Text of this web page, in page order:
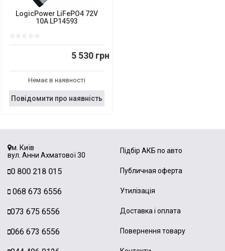
LogicPower LiFePO4 72V
10A LP14593
5 530 грн
Немає в наявності
Повідомити про наявність
м. Київ
вул. Анни Ахматової 30
0 800 218 015
068 673 6556
073 675 6556
066 673 6556
Підбір АКБ по авто
Публичная оферта
Утилізація
Доставка і оплата
Повернення товару